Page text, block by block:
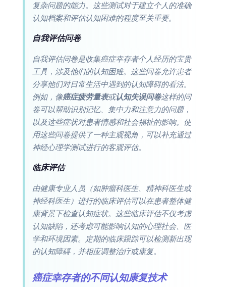
复杂问题的能力。这些测试对于建立个人的准确
认知档案和评估认知困难的程度至关重要。
自我评估问卷
自我评估问卷是收集癌症幸存者个人经历的宝贵
工具，涉及他们的认知困难。这些问卷允许患者
分享他们对日常生活中遇到的认知障碍的看法。
例如，像癌症疲劳量表或认知失误问卷这样的问
卷可以帮助识别记忆、集中力和注意力的问题，
以及这些症状对患者情感和社会福祉的影响。使
用这些问卷提供了一种主观视角，可以补充通过
神经心理学测试进行的客观评估。
临床评估
由健康专业人员（如肿瘤科医生、精神科医生或
神经科医生）进行的临床评估可以在患者整体健
康背景下检查认知症状。这些临床评估不仅考虑
认知缺陷，还考虑可能影响认知的心理社会、医
学和环境因素。定期的临床跟踪可以检测新出现
的认知障碍，并相应调整治疗或康复。
癌症幸存者的不同认知康复技术